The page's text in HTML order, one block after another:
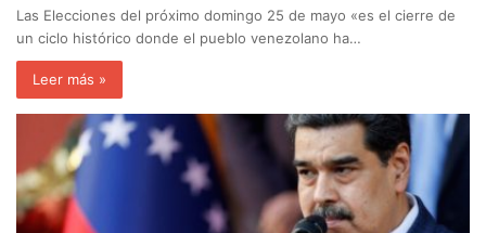
Las Elecciones del próximo domingo 25 de mayo «es el cierre de
un ciclo histórico donde el pueblo venezolano ha…
Leer más »